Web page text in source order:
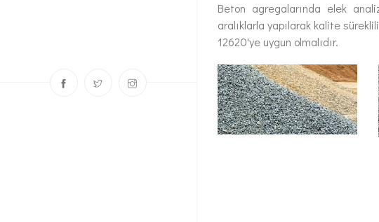
Beton agregalarında elek
aralıklarla yapılarak kalite
12620'ye uygun olmalıdır.